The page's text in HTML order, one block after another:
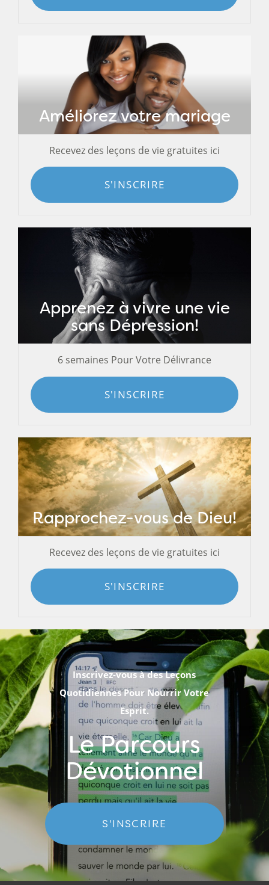
Améliorez votre mariage
Recevez des leçons de vie gratuites ici
S'INSCRIRE
Apprenez à vivre une vie
sans Dépression!
6 semaines Pour Votre Délivrance
S'INSCRIRE
Rapprochez-vous de Dieu!
Recevez des leçons de vie gratuites ici
S'INSCRIRE
Inscrivez-vous à des Leçons
Quotidiennes Pour Nourrir Votre
Esprit.
Le Parcours
Dévotionnel
S'INSCRIRE